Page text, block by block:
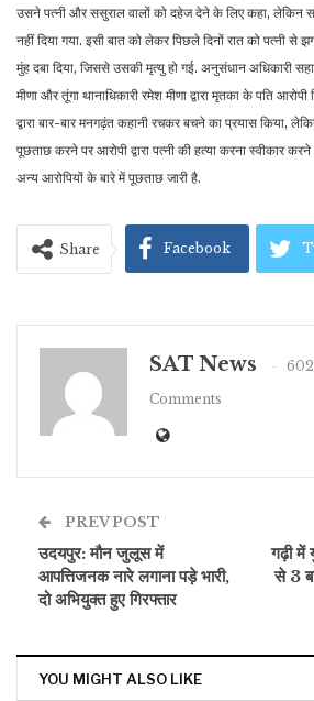
उसने पत्नी और ससुराल वालों को दहेज देने के लिए कहा, लेकिन
नहीं दिया गया. इसी बात को लेकर पिछले दिनों रात को पत्नी
मुंह दबा दिया, जिससे उसकी मृत्यु हो गई. अनुसंधान अधिकारी
मीणा और तूंगा थानाधिकारी रमेश मीणा द्वारा मृतका के पति
द्वारा बार-बार मनगढ़ंत कहानी रचकर बचने का प्रयास किया,
पूछताछ करने पर आरोपी द्वारा पत्नी की हत्या करना स्वीकार
अन्य आरोपियों के बारे में पूछताछ जारी है.
Share Facebook
SAT News
Comments
PREV POST
उदयपुर: मौन जुलूस में
आपत्तिजनक नारे लगाना पड़े भारी,
दो अभियुक्त हुए गिरफ्तार
गढ़ी में
से 3
YOU MIGHT ALSO LIKE